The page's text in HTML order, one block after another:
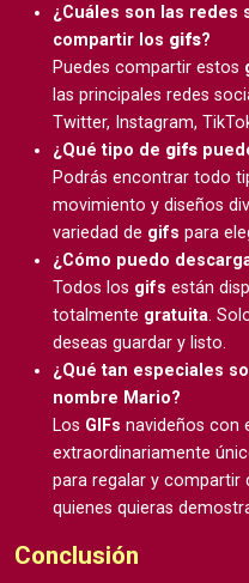
¿Cuáles son las redes
compartir los gifs?
Puedes compartir estos
las principales redes
Twitter, Instagram,
¿Qué tipo de gifs
Podrás encontrar todo
movimiento y diseños
variedad de gifs para
¿Cómo puedo
Todos los gifs están
totalmente gratuita.
deseas guardar y listo.
¿Qué tan especiales
nombre Mario?
Los GIFs navideños con
extraordinariamente
para regalar y compartir
quienes quieras
Conclusión